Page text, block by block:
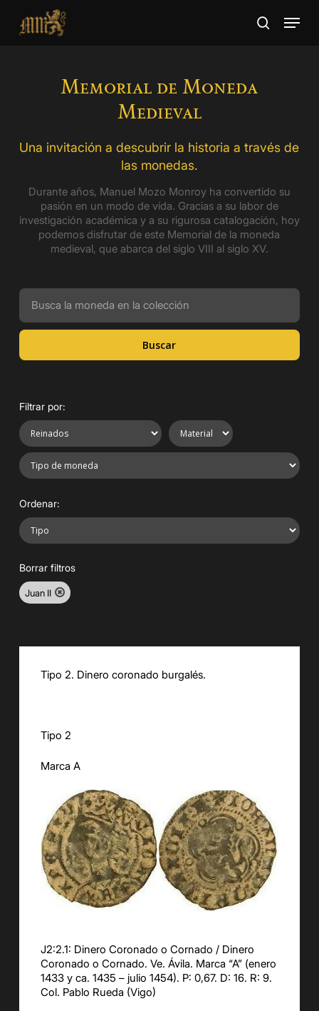
main
search
Menu
Memorial de Moneda
Medieval
Una invitación a descubrir la historia a través de
las monedas.
Durante años, Manuel Mozo Monroy ha convertido su
pasión en un modo de vida. Gracias a su labor de
investigación académica y a su rigurosa catalogación, hoy
podemos disfrutar de este Memorial de la moneda
medieval, que abarca del siglo VIII al siglo XV.
Buscar
Filtrar por:
Ordenar:
Borrar filtros
Juan II
Tipo 2. Dinero coronado burgalés.
Tipo 2
Marca A
J2:2.1: Dinero Coronado o Cornado / Dinero
Coronado o Cornado. Ve. Ávila. Marca “A” (enero
1433 y ca. 1435 – julio 1454). P: 0,67. D: 16. R: 9.
Col. Pablo Rueda (Vigo)